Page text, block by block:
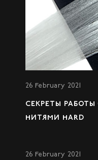
26 February 2021
СЕКРЕТЫ
НИТЯМИ HARD
26 February 2021